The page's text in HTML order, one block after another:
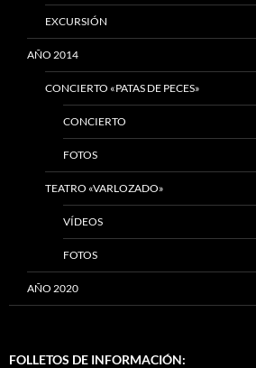
EXCURSIÓN
AÑO 2014
CONCIERTO «PATAS DE PECES»
CONCIERTO
FOTOS
TEATRO «VARLOZADO»
VÍDEOS
FOTOS
AÑO 2020
FOLLETOS DE INFORMACIÓN: